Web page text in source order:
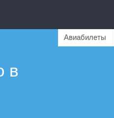
Авиабилеты
в